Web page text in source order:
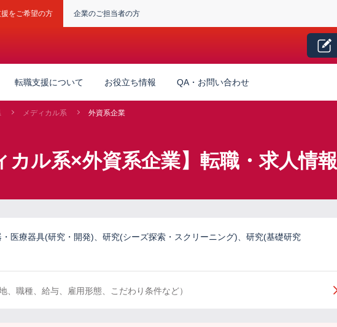
をご希望の方 企業のご担当者の方
転職支援について お役立ち情報 QA・お問い合わせ
メディカル系 外資系企業
カル系×外資系企業】転職・求人情報
医療器具(研究・開発)、研究(シーズ探索・スクリーニング)、研究(基礎研究
地、職種、給与、雇用形態、こだわり条件など）